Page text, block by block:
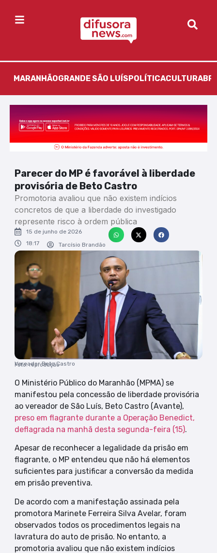
MARANHÃOGRANDE SÃO LUÍS POLÍTICACULTURA
Parecer do MP é favorável à liberdade
provisória de Beto Castro
Promotoria avaliou que não existem indícios
concretos de que a liberdade do investigado
represente risco à ordem pública
15 de junho de 2026
18:17
Tarcísio Brandão
Vereador Beto Castro
Foto: reprodução
O Ministério Público do Maranhão (MPMA) se
manifestou pela concessão de liberdade provisória
ao vereador de São Luís, Beto Castro (Avante),
preso em flagrante durante a Operação Benedict,
deflagrada na manhã desta segunda-feira (15).
Apesar de reconhecer a legalidade da prisão em
flagrante, o MP entendeu que não há elementos
suficientes para justificar a conversão da medida
em prisão preventiva.
De acordo com a manifestação assinada pela
promotora Marinete Ferreira Silva Avelar, foram
observados todos os procedimentos legais na
lavratura do auto de prisão. No entanto, a
promotoria avaliou que não existem indícios